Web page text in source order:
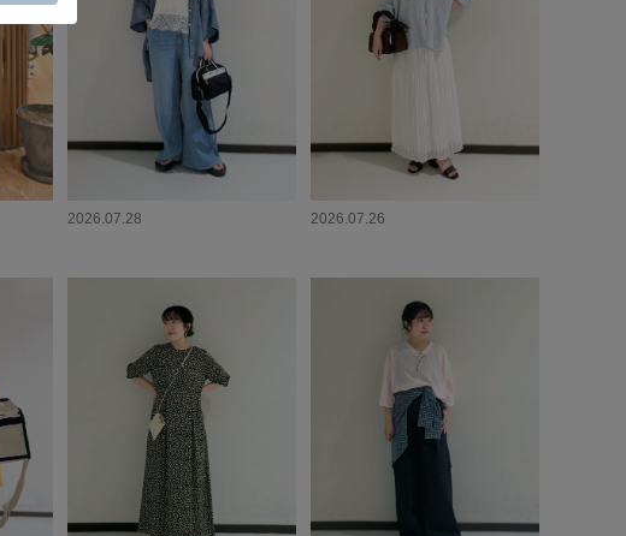
2026.07.28 2026.07.26